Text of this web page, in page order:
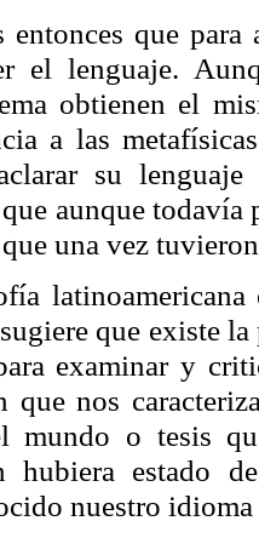
entonces que
el lenguaje.
obtienen el
a las
su
aunque todavía
una vez
que existe
examinar y
que nos
mundo o tesis
hubiera estado
nuestro